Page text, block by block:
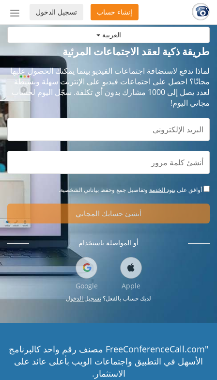
العربية
أو
تسجيل الدخول إنشاء حساب
طريقة ذكية لعقد الاجتماعات المرئية
لماذا تدفع لاستضافة اجتماعات الفيديو بينما يمكنك الحصول عليها
مجانًا؟ احصل على اجتماعات فيديو على الإنترنت سهلة وبسيطة
لعدد يصل إلى 1000 مشارك بدون أي تكلفة. سجّل اليوم لحساب
مجاني اليوم!
أوافق علىبنود الخدمة وتفاصيل جمع وحفظ بياناتي الشخصية.
أنشئ حسابك المجاني
أو المواصلة باستخدام
Apple
Google
لديك حساب بالفعل؟ تسجيل الدخول
"FreeConferenceCall.com مصنف رقم واحد كالبرنامج
الأسهل في التطبيق واجتماعات الويب بأعلى عائد على
الاستثمار.